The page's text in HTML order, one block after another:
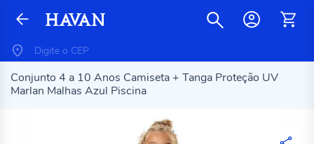
Conjunto 4 a 10 Anos Camiseta + Tanga Proteção UV
Marlan Malhas Azul Piscina